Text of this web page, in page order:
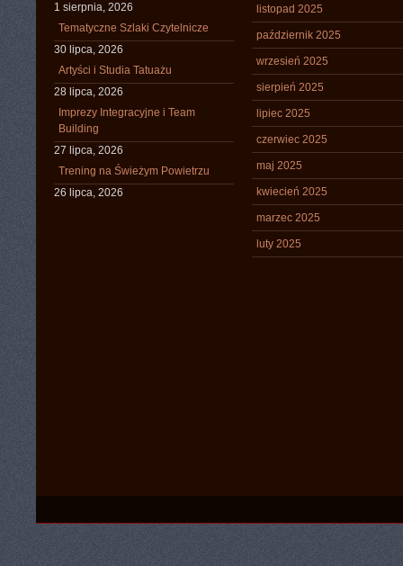
1 sierpnia, 2026
Tematyczne Szlaki Czytelnicze
30 lipca, 2026
Artyści i Studia Tatuażu
28 lipca, 2026
Imprezy Integracyjne i Team
Building
27 lipca, 2026
Trening na Świeżym Powietrzu
26 lipca, 2026
listopad 2025
październik 2025
wrzesień 2025
sierpień 2025
lipiec 2025
czerwiec 2025
maj 2025
kwiecień 2025
marzec 2025
luty 2025